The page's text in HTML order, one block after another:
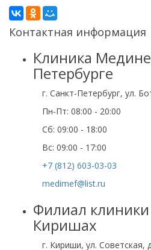
Контактная информация
Клиника
Петербурге
г. Санкт-Петербург, ул.
Пн-Пт: 08:00 - 20:00
Cб: 09:00 - 18:00
Вс: 09:00 - 17:00
+7 (812) 603-03-03
medimef@list.ru
Филиал
Киришах
г. Кириши, ул. Советская,